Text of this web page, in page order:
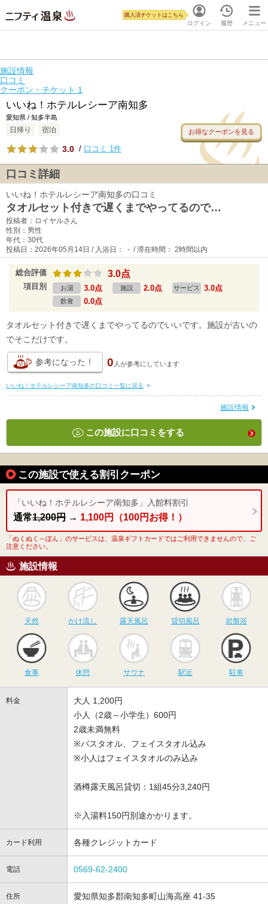
ログイン
購入済チケットはこちら
履歴 メニュー
施設情報
口コミ
クーポン・チケット 1
いいね！ホテルレシーア南知多
愛知県 / 知多半島
日帰り 宿泊 お得なクーポンを見る
3.0 / 口コミ 1件
口コミ詳細
いいね！ホテルレシーア南知多の口コミ
タオルセット付きで遅くまでやってるので…
投稿者：ロイヤルさん
性別：男性
年代：30代
投稿日：2026年05月14日 / 入浴日： - / 滞在時間： 2時間以内
総合評価 3.0点
項目別 お湯 3.0点 施設 2.0点 サービス 3.0点
飲食 0.0点
タオルセット付きで遅くまでやってるのでいいです。施設が古いの
でそこだけです。
参考になった！ 0 人が参考にしています
いいね！ホテルレシーア南知多の口コミ一覧に戻る >
施設情報
この施設に口コミをする
この施設で使える割引クーポン
「いいね！ホテルレシーア南知多」入館料割引
通常1,200円 → 1,100円（100円お得！）
「ぬくぬく～ぽん」のサービスは、温泉ギフトカードではご利用できませんので、ご
注意ください。
施設情報
天然
かけ流し
かけ流し
露天風呂
露天風呂
貸切風呂
貸切風呂 岩盤浴
食事 休憩
サウナ
サウナ 駅近 駐車
料金
大人 1,200円
小人（2歳～小学生）600円
2歳未満無料
※バスタオル、フェイスタオル込み
※小人はフェイスタオルのみ込み
酒樽露天風呂貸切：1組45分3,240円
※入湯料150円別途かかります。
カード利用 各種クレジットカード
電話 0569-62-2400
住所 愛知県知多郡南知多町山海高座 41-35